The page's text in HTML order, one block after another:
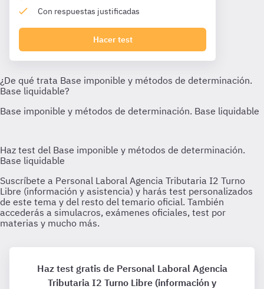
Con respuestas justificadas
Hacer test
Haz test gratis de Personal Laboral Agencia
Tributaria I2 Turno Libre (información y